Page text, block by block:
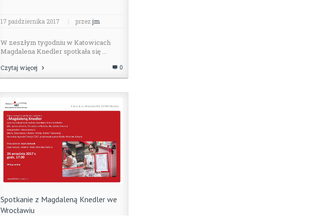
17 października 2017 | przez jm
W zeszłym tygodniu w Katowicach
Magdalena Knedler spotkała się ...
Czytaj więcej 0
Spotkanie z Magdaleną Knedler we
Wrocławiu